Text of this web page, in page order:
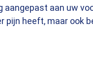
aangepast aan uw
pijn heeft, maar ook